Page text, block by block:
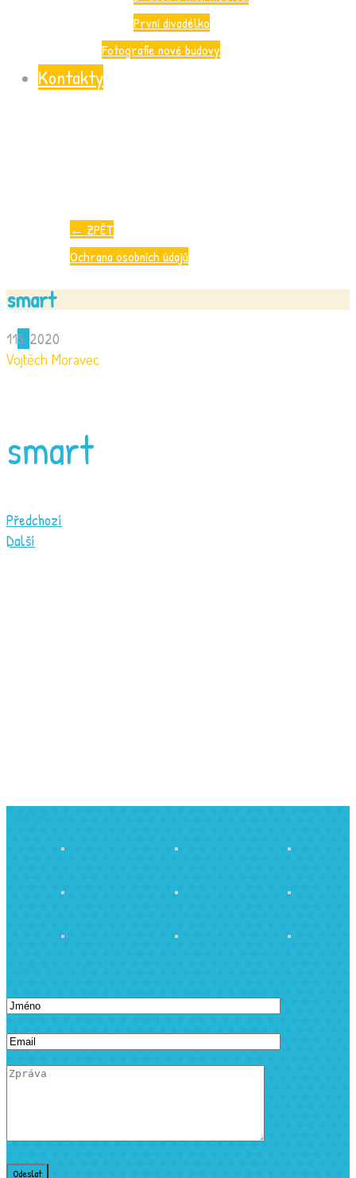
První divadélko
Fotografie nové budovy
Kontakty
← ZPĚT
Ochrana osobních údajů
smart
115. 2020
Vojtěch Moravec
smart
Předchozí
Další